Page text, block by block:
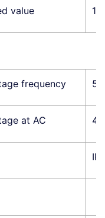
value 16
frequency
at AC